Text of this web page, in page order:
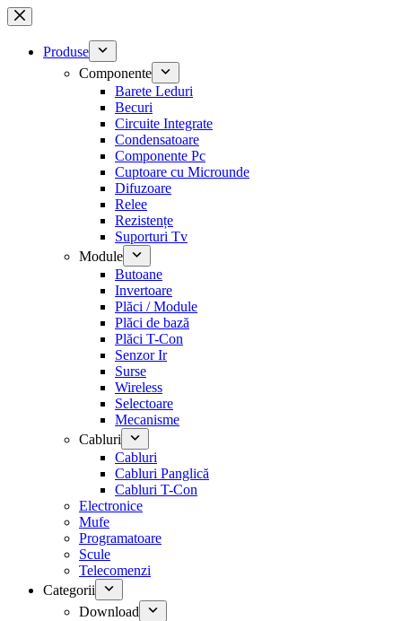
Sari
la
conținutProduse
Componente
Barete Leduri
Becuri
Circuite Integrate
Condensatoare
Componente Pc
Cuptoare cu Microunde
Difuzoare
Relee
Rezistențe
Suporturi Tv
Module
Butoane
Invertoare
Plăci / Module
Plăci de bază
Plăci T-Con
Senzor Ir
Surse
Wireless
Selectoare
Mecanisme
Cabluri
Cabluri
Cabluri Panglică
Cabluri T-Con
Electronice
Mufe
Programatoare
Scule
Telecomenzi
Categorii
Download